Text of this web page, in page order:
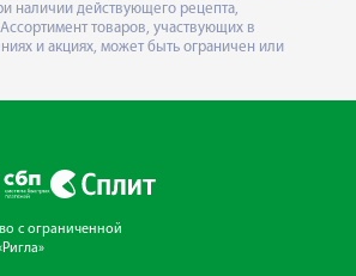
наличии действующего рецепта,
товаров, участвующих в
и акциях, может быть ограничен или
с ограниченной